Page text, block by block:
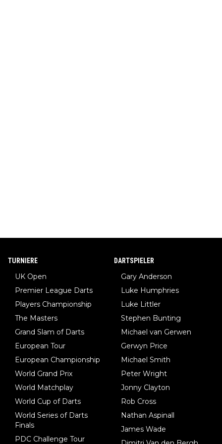
TURNIERE
UK Open
Premier League Darts
Players Championship
The Masters
Grand Slam of Darts
European Tour
European Championship
World Grand Prix
World Matchplay
World Cup of Darts
World Series of Darts
Finals
PDC Challenge Tour
DARTSPIELER
Gary Anderson
Luke Humphries
Luke Littler
Stephen Bunting
Michael van Gerwen
Gerwyn Price
Michael Smith
Peter Wright
Jonny Clayton
Rob Cross
Nathan Aspinall
James Wade